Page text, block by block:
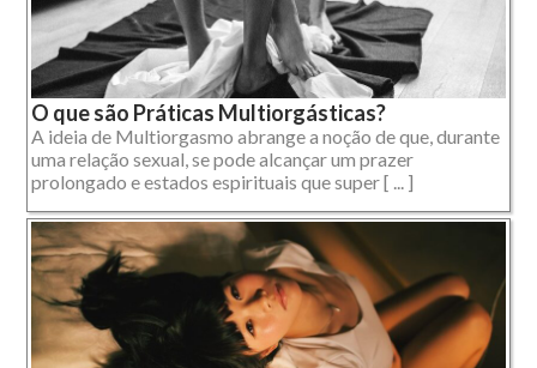
O que são Práticas Multiorgásticas?
A ideia de Multiorgasmo abrange a noção de que, durante
uma relação sexual, se pode alcançar um prazer
prolongado e estados espirituais que super [ ... ]